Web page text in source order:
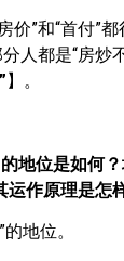
价”和“首付”
人都是“房炒
】。
地位是如何
作原理是怎
地位。